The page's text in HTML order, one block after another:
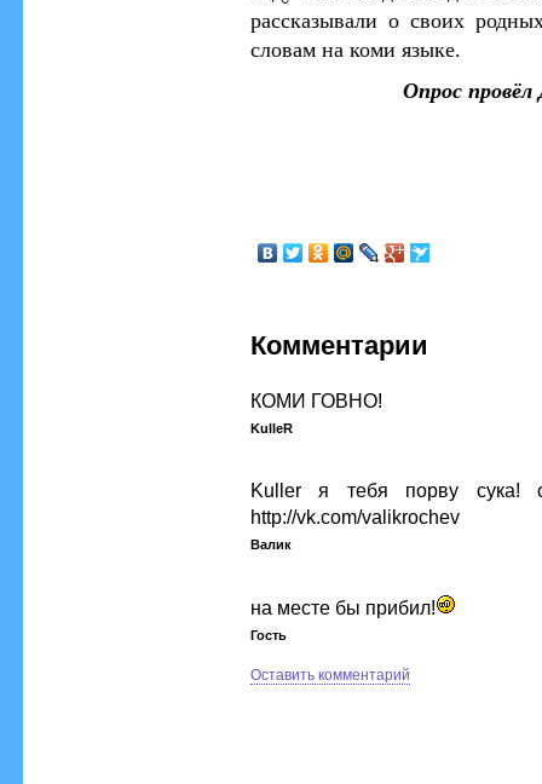
рассказывали о своих
словам на коми языке.
Опрос
Комментарии
КОМИ ГОВНО!
KulleR
Kuller я тебя порву сука!
http://vk.com/valikrochev
Валик
на месте бы прибил!
Гость
Оставить комментарий